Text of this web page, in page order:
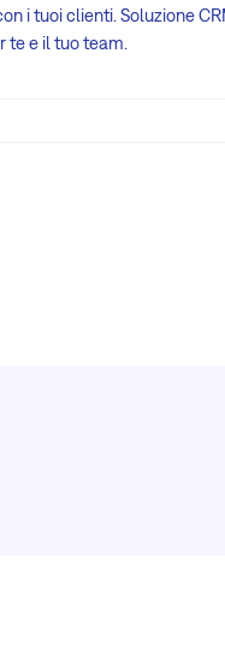
i tuoi clienti. Soluzione
te e il tuo team.